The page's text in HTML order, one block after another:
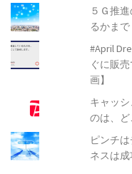
５Ｇ推
るかまで
#April
ぐに販
画】
キャッ
のは、ど
ピンチ
ネスは